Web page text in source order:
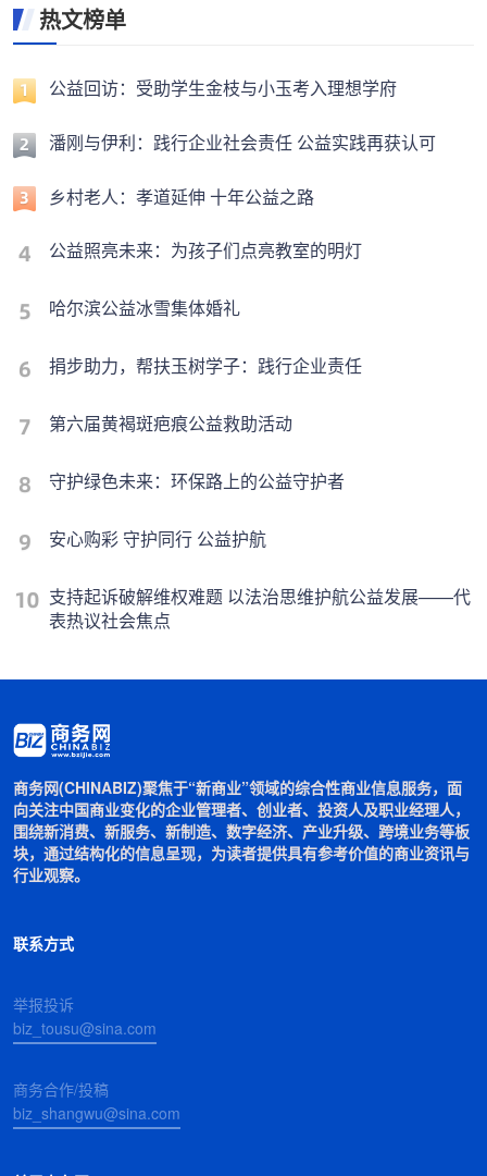
热文榜单
公益回访：受助学生金枝与小玉考入理想学府
潘刚与伊利：践行企业社会责任 公益实践再获认可
乡村老人：孝道延伸 十年公益之路
公益照亮未来：为孩子们点亮教室的明灯
哈尔滨公益冰雪集体婚礼
捐步助力，帮扶玉树学子：践行企业责任
第六届黄褐斑疤痕公益救助活动
守护绿色未来：环保路上的公益守护者
安心购彩 守护同行 公益护航
支持起诉破解维权难题 以法治思维护航公益发展——代
表热议社会焦点
商务网(CHINABIZ)聚焦于“新商业”领域的综合性商业信息服务，面
向关注中国商业变化的企业管理者、创业者、投资人及职业经理人，
围绕新消费、新服务、新制造、数字经济、产业升级、跨境业务等板
块，通过结构化的信息呈现，为读者提供具有参考价值的商业资讯与
行业观察。
联系方式
举报投诉
biz_tousu@sina.com
商务合作/投稿
biz_shangwu@sina.com